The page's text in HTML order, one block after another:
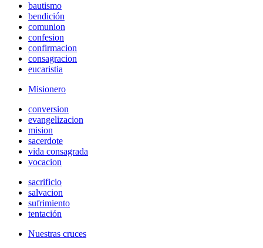
bautismo
bendición
comunion
confesion
confirmacion
consagracion
eucaristia
Misionero
conversion
evangelizacion
mision
sacerdote
vida consagrada
vocacion
sacrificio
salvacion
sufrimiento
tentación
Nuestras cruces